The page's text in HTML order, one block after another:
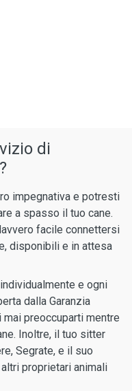
di
impegnativa e potresti
a spasso il tuo cane.
facile connettersi
disponibili e in attesa
e ogni
dalla Garanzia
mai preoccuparti mentre
Inoltre, il tuo sitter
Segrate, e il suo
proprietari animali